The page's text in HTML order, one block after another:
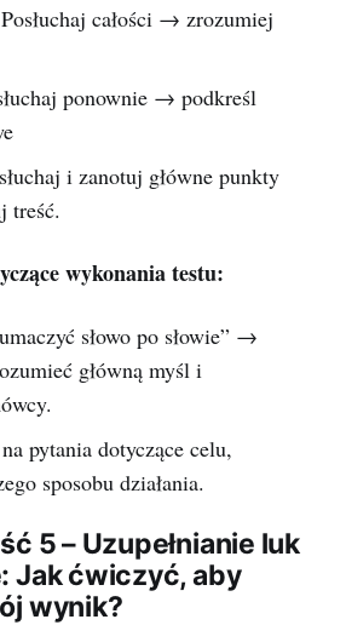
całości → zrozumiej
ponownie → podkreśl
i zanotuj główne punkty
treść.
wykonania testu:
słowo po słowie” →
główną myśl i
pytania dotyczące celu,
sposobu działania.
5 – Uzupełnianie luk
Jak ćwiczyć, aby
wynik?